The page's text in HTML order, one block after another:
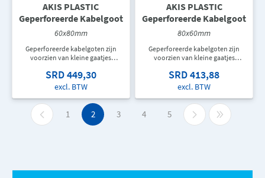
AKIS PLASTIC
Geperforeerde Kabelgoot
60x80mm
Geperforeerde kabelgoten zijn
voorzien van kleine gaatjes
eenvoudig vastgemaakt kunnen
worden aan de bodem van de
SRD 449,30
excl. BTW
AKIS PLASTIC
Geperforeerde Kabelgoot
80x60mm
Geperforeerde kabelgoten zijn
voorzien van kleine gaatjes
eenvoudig vastgemaakt kunnen
worden aan de bodem van de
SRD 413,88
excl. BTW
1 2 3 4 5